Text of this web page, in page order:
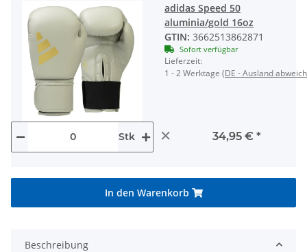
adidas Speed 50
aluminia/gold 16oz
GTIN: 3662513862871
Sofort verfügbar
Lieferzeit:
1 - 2 Werktage (DE - Ausland
Stk × 34,95 € *
In den Warenkorb
Beschreibung